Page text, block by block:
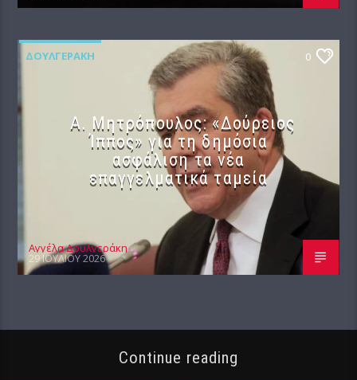
ΔΟΥΛΓΕΡΆΚΗ 0
Α. Μητρόπουλος: «Δούρειος
Ίππος» για τη δημόσια
ασφάλιση τα νέα
επαγγελματικά ταμεία
Αγγέλα Δουλγεράκη
29 ΙΟΥΛΊΟΥ 2026
Continue reading